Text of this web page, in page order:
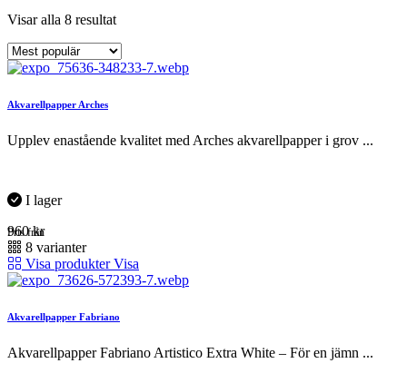
Visar alla 8 resultatSortera
popularitet
Akvarellpapper Arches
Upplev enastående kvalitet med Arches akvarellpapper i grov ...
I lager
Pris från
960kr
8 varianter
Visa produkter Visa
Akvarellpapper Fabriano
Akvarellpapper Fabriano Artistico Extra White – För en jämn ...